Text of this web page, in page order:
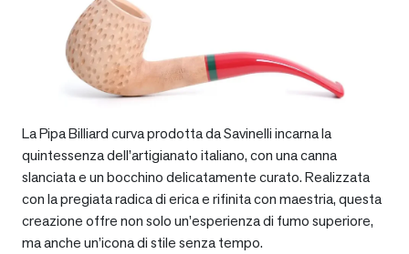
La Pipa Billiard curva prodotta da Savinelli incarna la
quintessenza dell’artigianato italiano, con una canna
slanciata e un bocchino delicatamente curato. Realizzata
con la pregiata radica di erica e rifinita con maestria, questa
creazione offre non solo un’esperienza di fumo superiore,
ma anche un’icona di stile senza tempo.